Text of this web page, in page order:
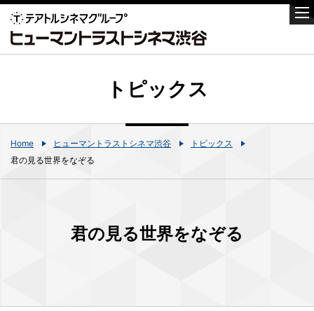
トピックス
Home ヒューマントラストシネマ渋谷
トピックス
君の見る世界をなぞる
君の見る世界をなぞる